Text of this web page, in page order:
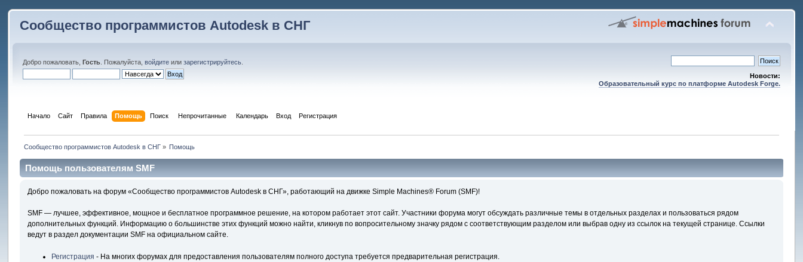
Сообщество программистов Autodesk в СНГ
Добро пожаловать,Гость . Пожалуйста,войдите илизарегистрируйтесь
Новости:
Образовательный курс по платформе Autodesk Forge.
Начало Сайт Правила Помощь Поиск Непрочитанные Календарь Вход Регистрация
Сообщество программистов Autodesk в СНГ» Помощь
Помощь пользователям SMF
Добро пожаловать на форум «Сообщество программистов Autodesk в СНГ», работающий на движке Simple Machines® Forum (SMF)!
SMF — лучшее, эффективное, мощное и бесплатное программное решение, на котором работает этот сайт. Участники форума могут обсуждать различные темы в отдельных разделах и пользоваться рядом
дополнительных функций. Информацию о большинстве этих функций можно найти, кликнув по вопросительному значку рядом с соответствующим разделом или выбрав одну из ссылок на текущей странице. Ссылки
ведут в раздел документации SMF на официальном сайте.
Регистрация - На многих форумах для предоставления пользователям полного доступа требуется предварительная регистрация.